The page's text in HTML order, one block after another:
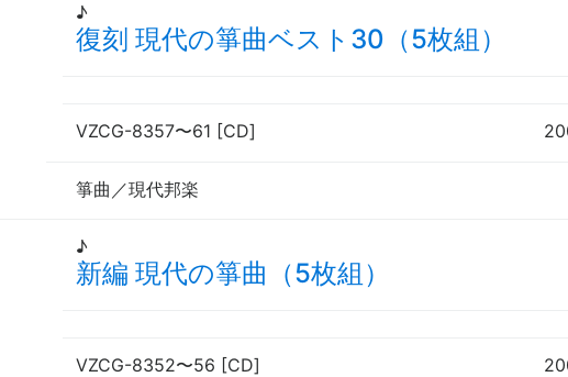
♪
復刻 現代の箏曲ベスト30（5枚組）
VZCG-8357〜61 [CD]
箏曲／現代邦楽
♪
新編 現代の箏曲（5枚組）
VZCG-8352〜56 [CD]